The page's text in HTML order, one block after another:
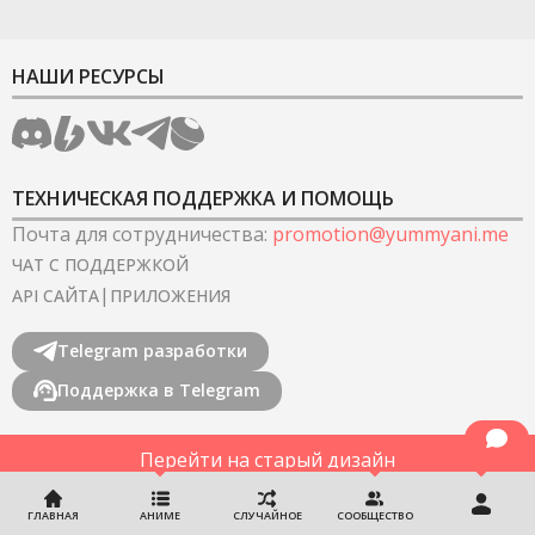
ГЛАВНАЯ АНИМЕ СЛУЧАЙНОЕ СООБЩЕСТВО
НАШИ РЕСУРСЫ
ТЕХНИЧЕСКАЯ ПОДДЕРЖКА И ПОМОЩЬ
Почта для сотрудничества: promotion@yummyani.me
ЧАТ С ПОДДЕРЖКОЙ
API САЙТА| ПРИЛОЖЕНИЯ
Telegram разработки
Поддержка в Telegram
Перейти на старый дизайн
©2022-2026YummyAnime.Все права защищены